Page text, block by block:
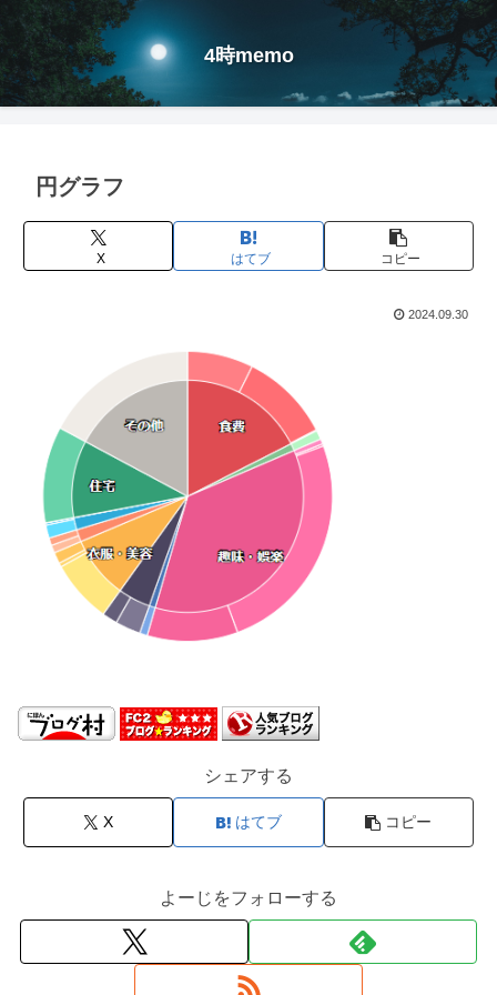
4時memo
円グラフ
X はてブ コピー
2024.09.30
シェアする
X はてブ コピー
よーじをフォローする